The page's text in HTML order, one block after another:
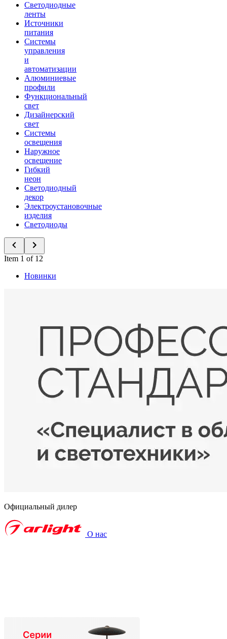
Светодиодные
ленты
Источники
питания
Системы
управления
и
автоматизации
Алюминиевые
профили
Функциональный
свет
Дизайнерский
свет
Системы
освещения
Наружное
освещение
Гибкий
неон
Светодиодный
декор
Электроустановочные
изделия
Светодиоды
Item 1 of 12
Новинки
Официальный дилер
О нас